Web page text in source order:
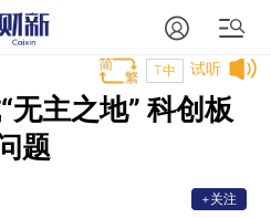
试听
T中
无主之地” 科创板
题
+关注